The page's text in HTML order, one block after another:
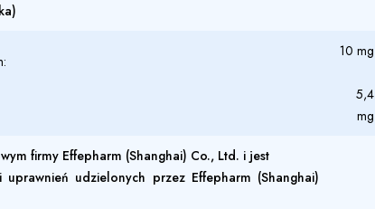
a)
10 mg
5,4
mg
firmy Effepharm (Shanghai) Co., Ltd. i jest
udzielonych przez Effepharm (Shanghai)